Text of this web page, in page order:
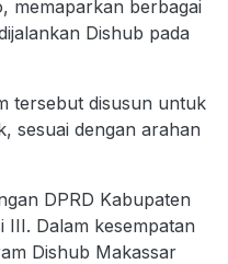
memaparkan berbagai
Dishub pada
tersebut disusun untuk
sesuai dengan arahan
DPRD Kabupaten
Dalam kesempatan
Dishub Makassar